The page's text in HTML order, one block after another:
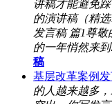
讲稿才能避免
的演讲稿（精
发言稿 篇1尊
的一年悄然来到
稿
基层改革案例
的人越来越多